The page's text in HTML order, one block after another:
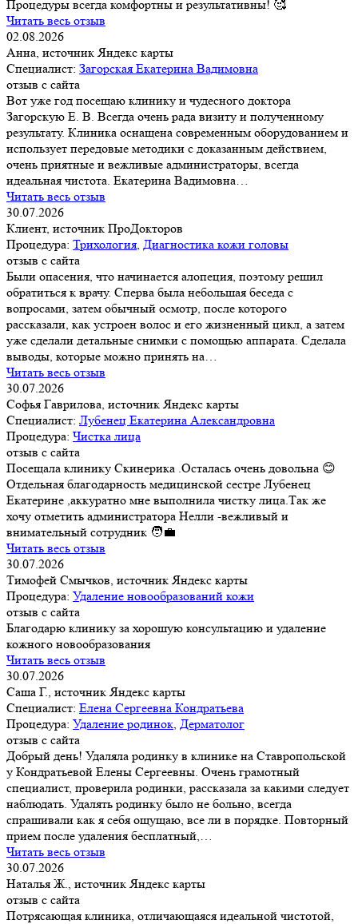
Процедуры всегда комфортны и результативны! 🥰
Читать весь отзыв
02.08.2026
Анна, источник Яндекс карты
Специалист: Загорская Екатерина Вадимовна
отзыв с сайта
Вот уже год посещаю клинику и чудесного доктора
Загорскую Е. В. Всегда очень рада визиту и полученному
результату. Клиника оснащена современным оборудованием и
использует передовые методики с доказанным действием,
очень приятные и вежливые администраторы, всегда
идеальная чистота. Екатерина Вадимовна…
Читать весь отзыв
30.07.2026
Клиент, источник ПроДокторов
Процедура: Трихология Диагностика кожи головы
отзыв с сайта
Были опасения, что начинается алопеция, поэтому решил
обратиться к врачу. Сперва была небольшая беседа с
вопросами, затем обычный осмотр, после которого
рассказали, как устроен волос и его жизненный цикл, а затем
уже сделали детальные снимки с помощью аппарата. Сделала
выводы, которые можно принять на…
Читать весь отзыв
30.07.2026
Софья Гаврилова, источник Яндекс карты
Специалист: Лубенец Екатерина Александровна
Процедура: Чистка лица
отзыв с сайта
Посещала клинику Скинерика .Осталась очень довольна 😊
Отдельная благодарность медицинской сестре Лубенец
Екатерине ,аккуратно мне выполнила чистку лица.Так же
хочу отметить администратора Нелли -вежливый и
внимательный сотрудник 🧑‍💼
Читать весь отзыв
30.07.2026
Тимофей Смычков, источник Яндекс карты
Процедура: Удаление новообразований кожи
отзыв с сайта
Благодарю клинику за хорошую консультацию и удаление
кожного новообразования
Читать весь отзыв
30.07.2026
Саша Г., источник Яндекс карты
Специалист: Елена Сергеевна Кондратьева
Процедура: Удаление родинок Дерматолог
отзыв с сайта
Добрый день! Удаляла родинку в клинике на Ставропольской
у Кондратьевой Елены Сергеевны. Очень грамотный
специалист, проверила родинки, рассказала за какими следует
наблюдать. Удалять родинку было не больно, всегда
спрашивали как я себя ощущаю, все ли в порядке. Повторный
прием после удаления бесплатный,…
Читать весь отзыв
30.07.2026
Наталья Ж., источник Яндекс карты
отзыв с сайта
Потрясающая клиника, отличающаяся идеальной чистотой,